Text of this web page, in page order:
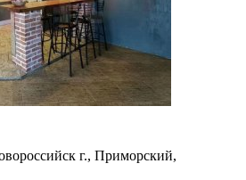
г., Приморский,